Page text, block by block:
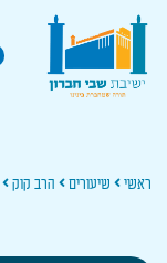
ראשי שיעורים הרב קוק